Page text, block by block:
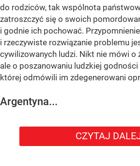
do rodziców, tak wspólnota
zatroszczyć się o swoich
i godnie ich pochować.
i rzeczywiste rozwiązanie problemu
cywilizowanych ludzi. Nikt nie mówi o
ale o poszanowaniu ludzkiej
której odmówili im zdegenerowani
Argentyna...
CZYTAJ